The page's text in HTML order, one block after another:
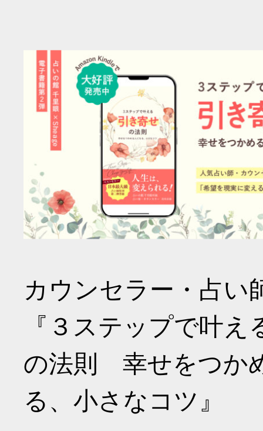
カウンセラー・占い
『３ステップで叶
の法則 幸せをつか
る、小さなコツ』